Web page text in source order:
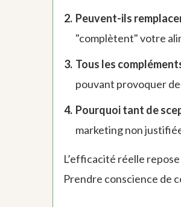
Peuvent-ils
"complètent" votre
Tous les
pouvant provoquer
Pourquoi tant de
marketing non
L’efficacité réelle
Prendre conscience de